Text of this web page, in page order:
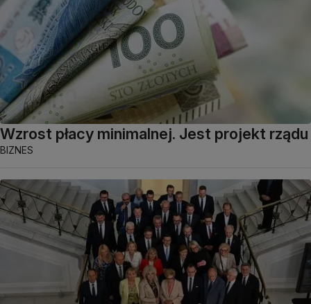
Wzrost płacy minimalnej. Jest projekt rządu
BIZNES